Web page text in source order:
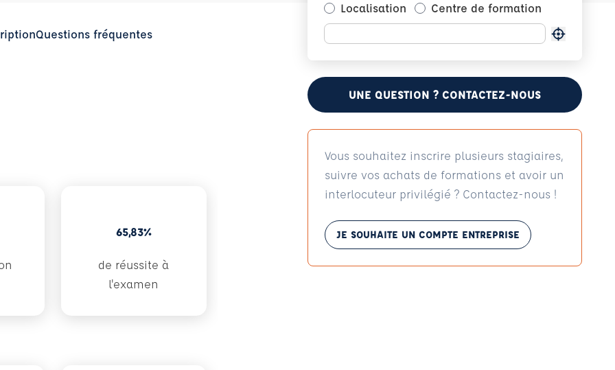
Questions fréquentes
65,83%
de réussite à
l'examen
Localisation Centre de formation
UNE QUESTION ? CONTACTEZ-NOUS
Vous souhaitez inscrire plusieurs stagiaires,
suivre vos achats de formations et avoir un
interlocuteur privilégié ? Contactez-nous !
JE SOUHAITE UN COMPTE ENTREPRISE